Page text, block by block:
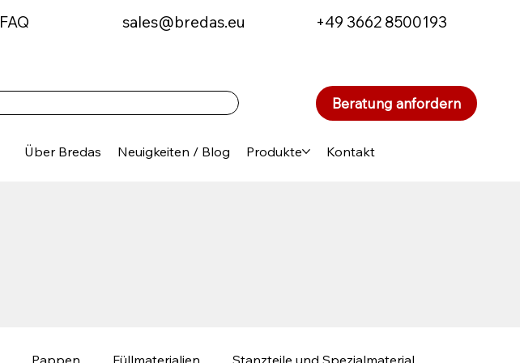
Über Bredas Neuigkeiten / Blog Produkte Kontakt
FAQ sales@bredas.eu +49 3662 8500193
Beratung anfordern
Pappen Füllmaterialien Stanzteile und Spezialmaterial